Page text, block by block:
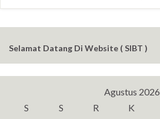
Selamat Datang Di Website ( SIBT )
Agustus 2026
S
S R K